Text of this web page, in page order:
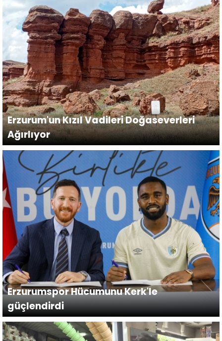
Erzurum'un Kızıl Vadileri Doğaseverleri
Ağırlıyor
Erzurumspor Hücumunu Kerk'le
güçlendirdi